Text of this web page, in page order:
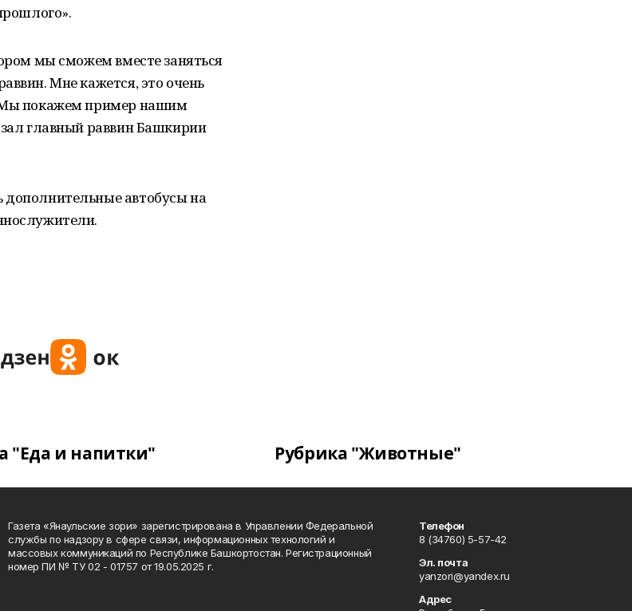
мы сможем вместе заняться
Мне кажется, это очень
Мы покажем пример нашим
главный раввин Башкирии
автобусы на
"Еда и напитки" Рубрика "Животные"
Газета «Янаульские зори» зарегистрирована в Управлении Федеральной
службы по надзору в сфере связи, информационных технологий и
массовых коммуникаций по Республике Башкортостан. Регистрационный
номер ПИ № ТУ 02 - 01757 от 19.05.2025 г.
Телефон
8 (34760) 5-57-42
Эл. почта
yanzori@yandex.ru
Адрес